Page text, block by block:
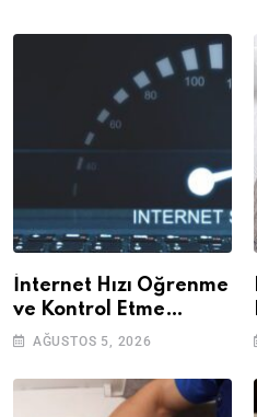
İnternet Hızı Öğrenme
ve Kontrol Etme
Yöntemleri
AĞUSTOS 5, 2026